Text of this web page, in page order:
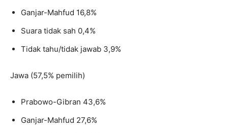
Ganjar-Mahfud 16,8%
Suara tidak sah 0,4%
Tidak tahu/tidak jawab 3,9%
Jawa (57,5% pemilih)
Prabowo-Gibran 43,6%
Ganjar-Mahfud 27,6%